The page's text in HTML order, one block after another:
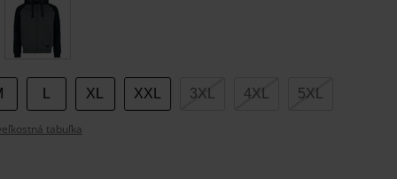
XL XXL 3XL 4XL 5XL
tabuľka